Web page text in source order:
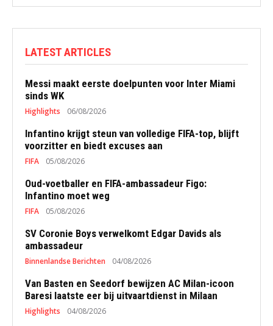
LATEST ARTICLES
Messi maakt eerste doelpunten voor Inter Miami
sinds WK
Highlights 06/08/2026
Infantino krijgt steun van volledige FIFA-top, blijft
voorzitter en biedt excuses aan
FIFA 05/08/2026
Oud-voetballer en FIFA-ambassadeur Figo:
Infantino moet weg
FIFA 05/08/2026
SV Coronie Boys verwelkomt Edgar Davids als
ambassadeur
Binnenlandse Berichten 04/08/2026
Van Basten en Seedorf bewijzen AC Milan-icoon
Baresi laatste eer bij uitvaartdienst in Milaan
Highlights 04/08/2026